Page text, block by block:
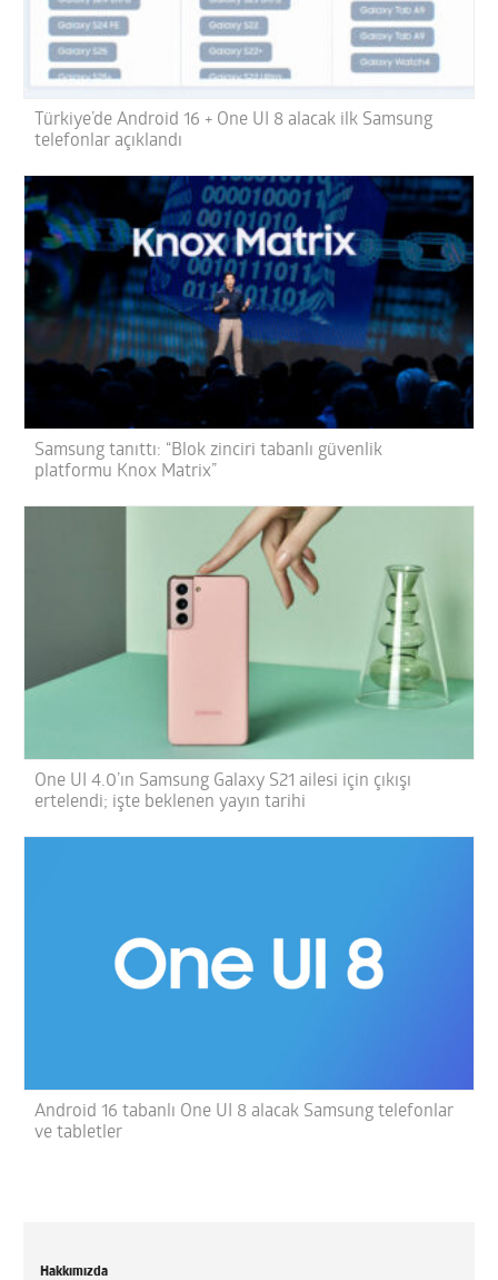
Türkiye’de Android 16 + One UI 8 alacak ilk Samsung
telefonlar açıklandı
Samsung tanıttı: “Blok zinciri tabanlı güvenlik
platformu Knox Matrix”
One UI 4.0’ın Samsung Galaxy S21 ailesi için çıkışı
ertelendi; işte beklenen yayın tarihi
Android 16 tabanlı One UI 8 alacak Samsung telefonlar
ve tabletler
Hakkımızda